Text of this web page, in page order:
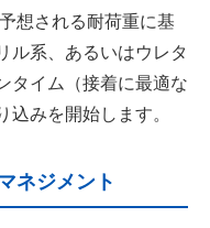
想される耐荷重に基
ル系、あるいはウレタ
タイム（接着に最適な
みを開始します。
ネジメント